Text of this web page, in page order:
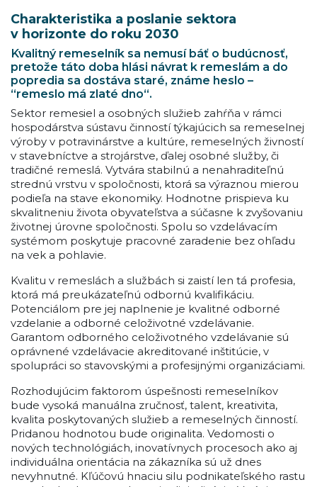
Charakteristika a poslanie sektora
v horizonte do roku 2030
Kvalitný remeselník sa nemusí báť o budúcnosť,
pretože táto doba hlási návrat k remeslám a do
popredia sa dostáva staré, známe heslo –
“remeslo má zlaté dno“.
Sektor remesiel a osobných služieb zahŕňa v rámci
hospodárstva sústavu činností týkajúcich sa remeselnej
výroby v potravinárstve a kultúre, remeselných živností
v stavebníctve a strojárstve, ďalej osobné služby, či
tradičné remeslá. Vytvára stabilnú a nenahraditeľnú
strednú vrstvu v spoločnosti, ktorá sa výraznou mierou
podieľa na stave ekonomiky. Hodnotne prispieva ku
skvalitneniu života obyvateľstva a súčasne k zvyšovaniu
životnej úrovne spoločnosti. Spolu so vzdelávacím
systémom poskytuje pracovné zaradenie bez ohľadu
na vek a pohlavie.
Kvalitu v remeslách a službách si zaistí len tá profesia,
ktorá má preukázateľnú odbornú kvalifikáciu.
Potenciálom pre jej naplnenie je kvalitné odborné
vzdelanie a odborné celoživotné vzdelávanie.
Garantom odborného celoživotného vzdelávanie sú
oprávnené vzdelávacie akreditované inštitúcie, v
spolupráci so stavovskými a profesijnými organizáciami.
Rozhodujúcim faktorom úspešnosti remeselníkov
bude vysoká manuálna zručnosť, talent, kreativita,
kvalita poskytovaných služieb a remeselných činností.
Pridanou hodnotou bude originalita. Vedomosti o
nových technológiách, inovatívnych procesoch ako aj
individuálna orientácia na zákazníka sú už dnes
nevyhnutné. Kľúčovú hnaciu silu podnikateľského rastu